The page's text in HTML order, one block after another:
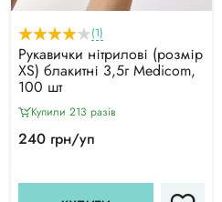
(1)
Рукавички нітрилові (розмір
XS) блакитні 3,5г Medicom,
100 шт
Купили 213 разiв
240 грн/уп